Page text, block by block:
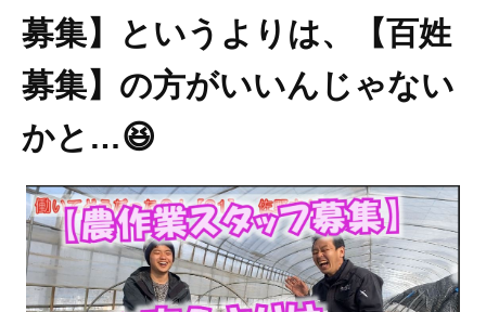
募集】というよりは、【百姓
募集】の方がいいんじゃない
かと…😆